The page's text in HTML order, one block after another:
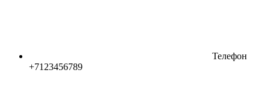
Телефон
+7123456789